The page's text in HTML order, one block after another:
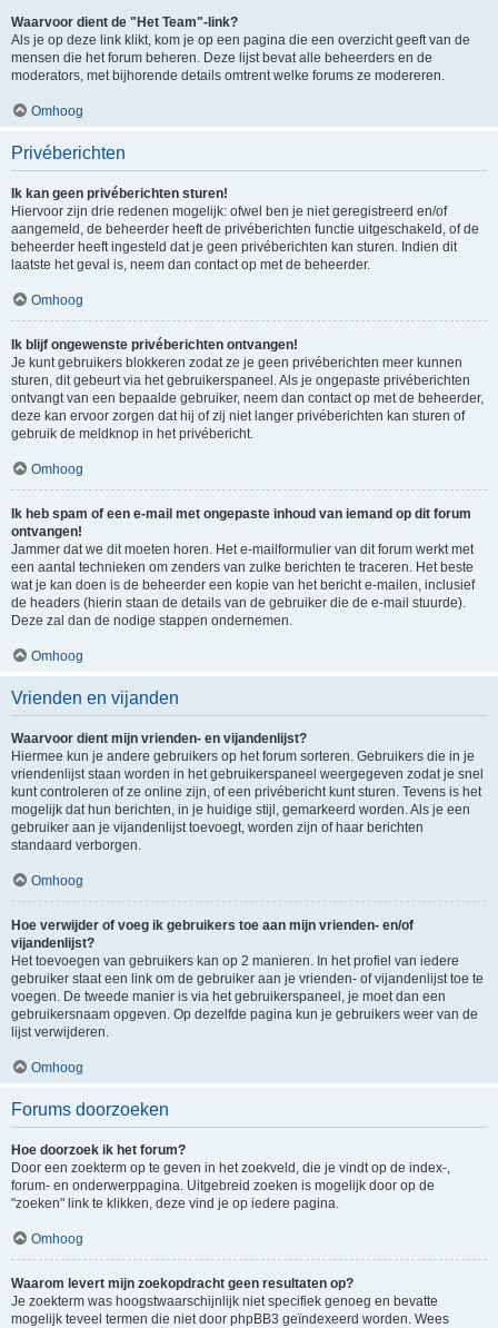
Waarvoor dient de "Het Team"-link?
Als je op deze link klikt, kom je op een pagina die een overzicht geeft van de
mensen die het forum beheren. Deze lijst bevat alle beheerders en de
moderators, met bijhorende details omtrent welke forums ze modereren.
Omhoog
Privéberichten
Ik kan geen privéberichten sturen!
Hiervoor zijn drie redenen mogelijk: ofwel ben je niet geregistreerd en/of
aangemeld, de beheerder heeft de privéberichten functie uitgeschakeld, of de
beheerder heeft ingesteld dat je geen privéberichten kan sturen. Indien dit
laatste het geval is, neem dan contact op met de beheerder.
Omhoog
Ik blijf ongewenste privéberichten ontvangen!
Je kunt gebruikers blokkeren zodat ze je geen privéberichten meer kunnen
sturen, dit gebeurt via het gebruikerspaneel. Als je ongepaste privéberichten
ontvangt van een bepaalde gebruiker, neem dan contact op met de beheerder,
deze kan ervoor zorgen dat hij of zij niet langer privéberichten kan sturen of
gebruik de meldknop in het privébericht.
Omhoog
Ik heb spam of een e-mail met ongepaste inhoud van iemand op dit forum
ontvangen!
Jammer dat we dit moeten horen. Het e-mailformulier van dit forum werkt met
een aantal technieken om zenders van zulke berichten te traceren. Het beste
wat je kan doen is de beheerder een kopie van het bericht e-mailen, inclusief
de headers (hierin staan de details van de gebruiker die de e-mail stuurde).
Deze zal dan de nodige stappen ondernemen.
Omhoog
Vrienden en vijanden
Waarvoor dient mijn vrienden- en vijandenlijst?
Hiermee kun je andere gebruikers op het forum sorteren. Gebruikers die in je
vriendenlijst staan worden in het gebruikerspaneel weergegeven zodat je snel
kunt controleren of ze online zijn, of een privébericht kunt sturen. Tevens is het
mogelijk dat hun berichten, in je huidige stijl, gemarkeerd worden. Als je een
gebruiker aan je vijandenlijst toevoegt, worden zijn of haar berichten
standaard verborgen.
Omhoog
Hoe verwijder of voeg ik gebruikers toe aan mijn vrienden- en/of
vijandenlijst?
Het toevoegen van gebruikers kan op 2 manieren. In het profiel van iedere
gebruiker staat een link om de gebruiker aan je vrienden- of vijandenlijst toe te
voegen. De tweede manier is via het gebruikerspaneel, je moet dan een
gebruikersnaam opgeven. Op dezelfde pagina kun je gebruikers weer van de
lijst verwijderen.
Omhoog
Forums doorzoeken
Hoe doorzoek ik het forum?
Door een zoekterm op te geven in het zoekveld, die je vindt op de index-,
forum- en onderwerppagina. Uitgebreid zoeken is mogelijk door op de
"zoeken" link te klikken, deze vind je op iedere pagina.
Omhoog
Waarom levert mijn zoekopdracht geen resultaten op?
Je zoekterm was hoogstwaarschijnlijk niet specifiek genoeg en bevatte
mogelijk teveel termen die niet door phpBB3 geïndexeerd worden. Wees